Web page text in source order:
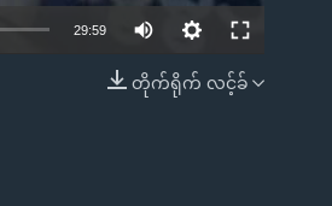
EMBED
29:59
တိုက်ရိုက် လင့်ခ်